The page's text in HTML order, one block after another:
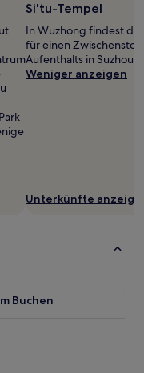
Si'tu-Tempel
In Wuzhong findest du
für einen
Aufenthalts in Suzhou.
Weniger anzeigen
Unterkünfte
Buchen